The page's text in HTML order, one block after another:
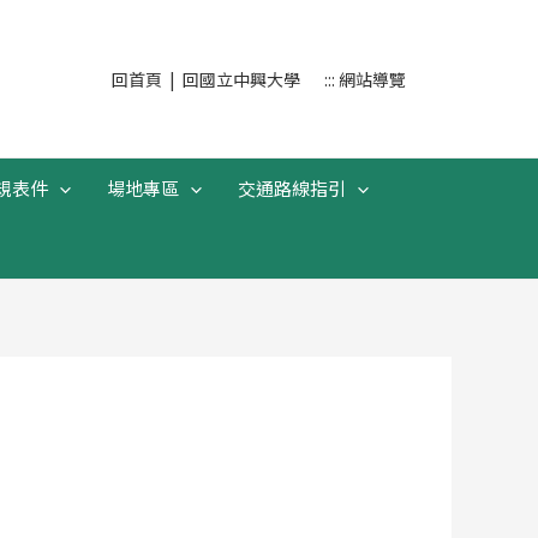
回首頁 | 回國立中興大學 ::: 網站導覽
表件 場地專區 交通路線指引